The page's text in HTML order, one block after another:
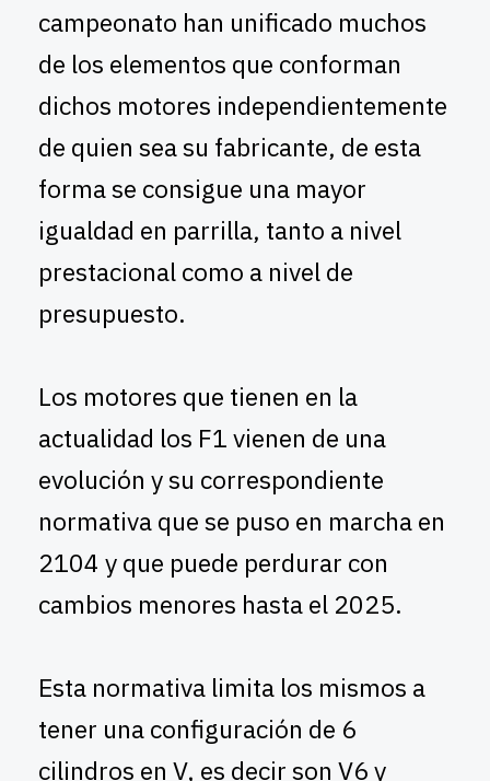
campeonato han unificado muchos
de los elementos que conforman
dichos motores independientemente
de quien sea su fabricante, de esta
forma se consigue una mayor
igualdad en parrilla, tanto a nivel
prestacional como a nivel de
presupuesto.
Los motores que tienen en la
actualidad los F1 vienen de una
evolución y su correspondiente
normativa que se puso en marcha en
2104 y que puede perdurar con
cambios menores hasta el 2025.
Esta normativa limita los mismos a
tener una configuración de 6
cilindros en V, es decir son V6 y